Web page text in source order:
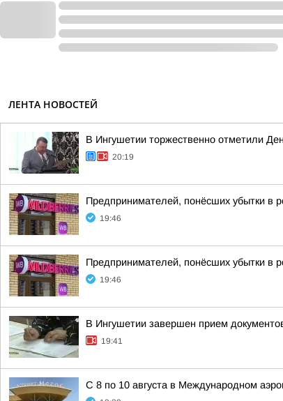
ЛЕНТА НОВОСТЕЙ
В Ингушетии торжественно отметили
20:19
Предпринимателей, понёсших убытки в
19:46
Предпринимателей, понёсших убытки в
19:46
В Ингушетии завершен прием
19:41
С 8 по 10 августа в Международном